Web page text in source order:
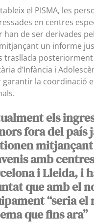
el PISMA, les
en centres
han de ser derivades
un informe
trasllada posteriorment
d’Infància i
garantir la coordinació
els
fora del país
mitjançant
amb
i Lleida, i
que amb el
“seria el
que fins ara”